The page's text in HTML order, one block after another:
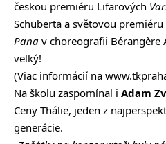
českou premiéru Lifarových
Schuberta a světovou
Pana v choreografii Bérangère
velký!
(Viac informácií na
Na školu zaspomínal i Adam
Ceny Thálie, jeden z
generácie.